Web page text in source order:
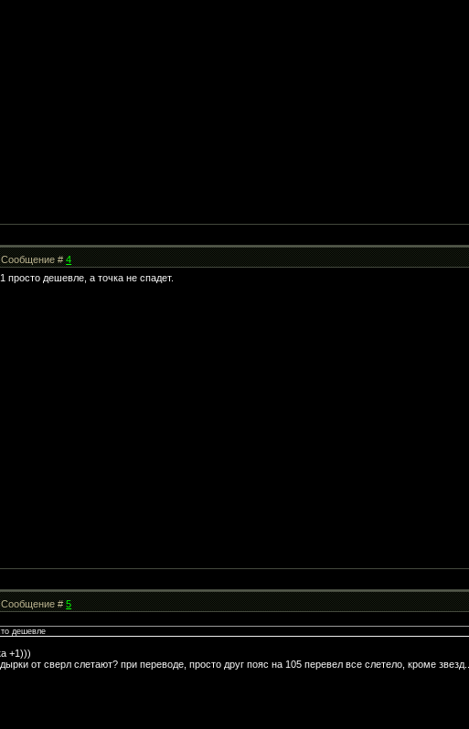
Сообщение #4
дешевле, а точка не спадет.
Сообщение #5
дешевле
+1)))
от сверл слетают? при переводе, просто друг пояс на 105 перевел все слетело, кроме звезд...